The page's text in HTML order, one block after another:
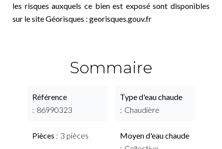
les risques auxquels ce bien est exposé sont disponibles
sur le site Géorisques : georisques.gouv.fr
Sommaire
Référence
86990323
Pièces 3 pièces
Type d'eau chaude
Chaudière
Moyen d'eau chaude